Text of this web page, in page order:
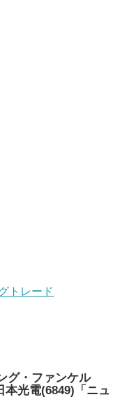
トレード
グ・ファンケル
本光電(6849)「ニュ